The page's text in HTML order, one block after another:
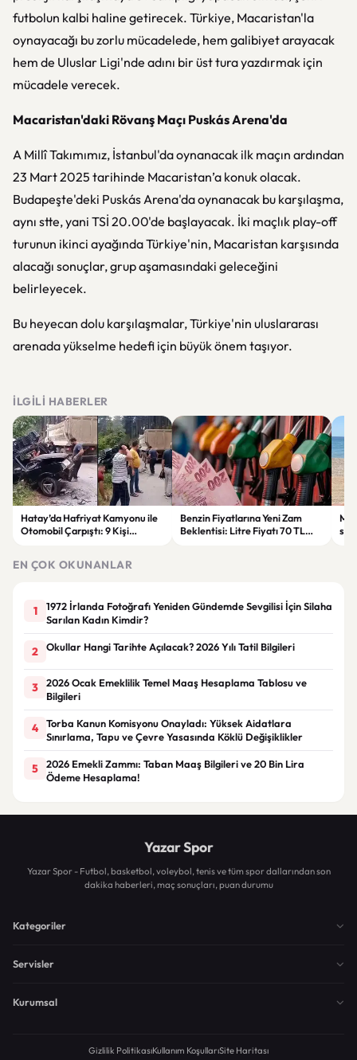
futbolun kalbi haline getirecek. Türkiye, Macaristan'la
oynayacağı bu zorlu mücadelede, hem galibiyet arayacak
hem de Uluslar Ligi'nde adını bir üst tura yazdırmak için
mücadele verecek.
Macaristan'daki Rövanş Maçı Puskás Arena'da
A Millî Takımımız, İstanbul'da oynanacak ilk maçın ardından
23 Mart 2025 tarihinde Macaristan’a konuk olacak.
Budapeşte'deki Puskás Arena'da oynanacak bu karşılaşma,
aynı stte, yani TSİ 20.00'de başlayacak. İki maçlık play-off
turunun ikinci ayağında Türkiye'nin, Macaristan karşısında
alacağı sonuçlar, grup aşamasındaki geleceğini
belirleyecek.
Bu heyecan dolu karşılaşmalar, Türkiye'nin uluslararası
arenada yükselme hedefi için büyük önem taşıyor.
İLGILI HABERLER
Hatay’da Hafriyat Kamyonu ile
Otomobil Çarpıştı: 9 Kişi
Benzin Fiyatlarına Yeni Zam
Beklentisi: Litre Fiyatı 70 TL
EN ÇOK OKUNANLAR
1
1972 İrlanda Fotoğrafı Yeniden Gündemde Sevgilisi İçin Silaha
Sarılan Kadın Kimdir?
2 Okullar Hangi Tarihte Açılacak? 2026 Yılı Tatil Bilgileri
3
2026 Ocak Emeklilik Temel Maaş Hesaplama Tablosu ve
Bilgileri
4
Torba Kanun Komisyonu Onayladı: Yüksek Aidatlara
Sınırlama, Tapu ve Çevre Yasasında Köklü Değişiklikler
5
2026 Emekli Zammı: Taban Maaş Bilgileri ve 20 Bin Lira
Ödeme Hesaplama!
Yazar Spor
Yazar Spor - Futbol, basketbol, voleybol, tenis ve tüm spor dallarından son
dakika haberleri, maç sonuçları, puan durumu
Kategoriler
Servisler
Kurumsal
Gizlilik PolitikasıKullanım KoşullarıSite Haritası